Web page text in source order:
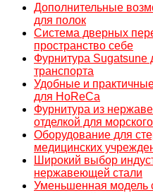
Дополнительные
для полок
Система дверных
пространство себе
Фурнитура Sugatsune
транспорта
Удобные и
для HoReCa
Фурнитура из
отделкой для
Оборудование для
медицинских
Широкий выбор
нержавеющей стали
Уменьшенная модель